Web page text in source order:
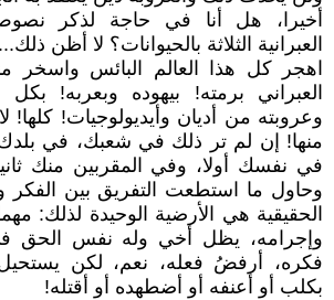
أخيرا، هل أنا في حاجة لذكر
العبرانية الثلاثة بالحيوانات؟ لا أظن ذلك...
اهجر كل هذا العالم البائس واسخر
العبراني برمته! بيهوده وبعربه! بكل
وعروبته من أديان وأيديولوجيات!
منها! إن لم تر ذلك في شعبك، في
في نفسك أولا، وفي المقربين منك
وحاول ما استطعت التفريق بين الفكر
الحقيقية هي الأرضية الوحيدة لذلك:
وإجرامه، يظل أخي وله نفس الحق في
فكره، أرفضُ فعله، نعم، لكن
بكلب أو أعنفه أو أضطهده أو أقتله!